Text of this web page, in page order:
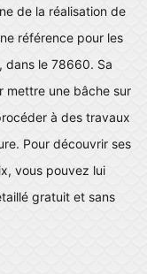
de la réalisation de
référence pour les
dans le 78660. Sa
mettre une bâche sur
à des travaux
Pour découvrir ses
vous pouvez lui
gratuit et sans